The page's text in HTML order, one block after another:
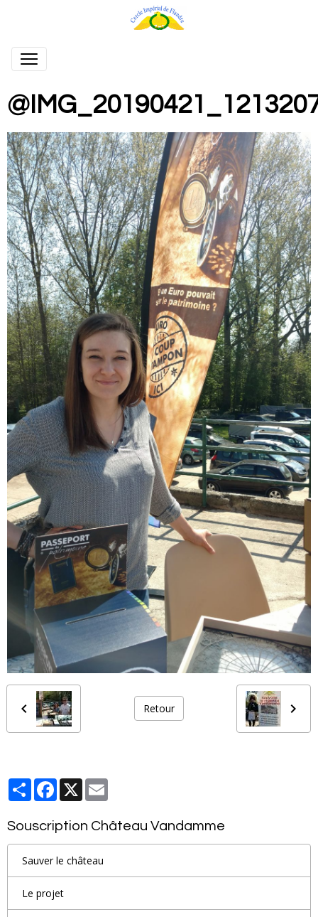
Retour
PartagerFacebook
X
Souscription Château Vandamme
Sauver le château
Le projet